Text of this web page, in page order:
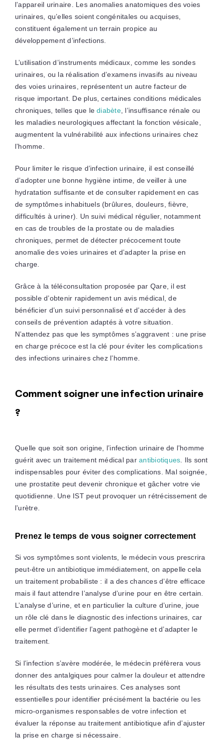
l’appareil urinaire. Les anomalies anatomiques des voies
urinaires, qu’elles soient congénitales ou acquises,
constituent également un terrain propice au
développement d’infections.
L’utilisation d’instruments médicaux, comme les sondes
urinaires, ou la réalisation d’examens invasifs au niveau
des voies urinaires, représentent un autre facteur de
risque important. De plus, certaines conditions médicales
chroniques, telles que lediabète, l’insuffisance rénale ou
les maladies neurologiques affectant la fonction vésicale,
augmentent la vulnérabilité aux infections urinaires chez
l’homme.
Pour limiter le risque d’infection urinaire, il est conseillé
d’adopter une bonne hygiène intime, de veiller à une
hydratation suffisante et de consulter rapidement en cas
de symptômes inhabituels (brûlures, douleurs, fièvre,
difficultés à uriner). Un suivi médical régulier, notamment
en cas de troubles de la prostate ou de maladies
chroniques, permet de détecter précocement toute
anomalie des voies urinaires et d’adapter la prise en
charge.
Grâce à la téléconsultation proposée par Qare, il est
possible d’obtenir rapidement un avis médical, de
bénéficier d’un suivi personnalisé et d’accéder à des
conseils de prévention adaptés à votre situation.
N’attendez pas que les symptômes s’aggravent : une prise
en charge précoce est la clé pour éviter les complications
des infections urinaires chez l’homme.
Comment soigner une infection urinaire
?
Quelle que soit son origine, l’infection urinaire de l’homme
guérit avec un traitement médical parantibiotiques. Ils sont
indispensables pour éviter des complications. Mal soignée,
une prostatite peut devenir chronique et gâcher votre vie
quotidienne. Une IST peut provoquer un rétrécissement de
l’urètre.
Prenez le temps de vous soigner correctement
Si vos symptômes sont violents, le médecin vous prescrira
peut-être un antibiotique immédiatement, on appelle cela
un traitement probabiliste : il a des chances d’être efficace
mais il faut attendre l’analyse d’urine pour en être certain.
L’analyse d’urine, et en particulier la culture d’urine, joue
un rôle clé dans le diagnostic des infections urinaires, car
elle permet d’identifier l’agent pathogène et d’adapter le
traitement.
Si l’infection s’avère modérée, le médecin préfèrera vous
donner des antalgiques pour calmer la douleur et attendre
les résultats des tests urinaires. Ces analyses sont
essentielles pour identifier précisément la bactérie ou les
micro-organismes responsables de votre infection et
évaluer la réponse au traitement antibiotique afin d’ajuster
la prise en charge si nécessaire.